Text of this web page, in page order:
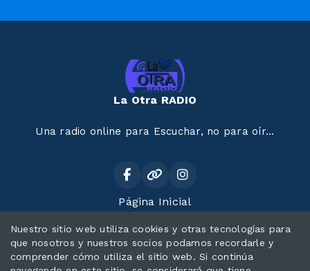
La Otra RADIO
Una radio online para Escuchar, no para oír...
Página Inicial
Programación
Mensajes
Nuestro sitio web utiliza cookies y otras tecnologías para
que nosotros y nuestros socios podamos recordarle y
comprender cómo utiliza el sitio web. Si continúa